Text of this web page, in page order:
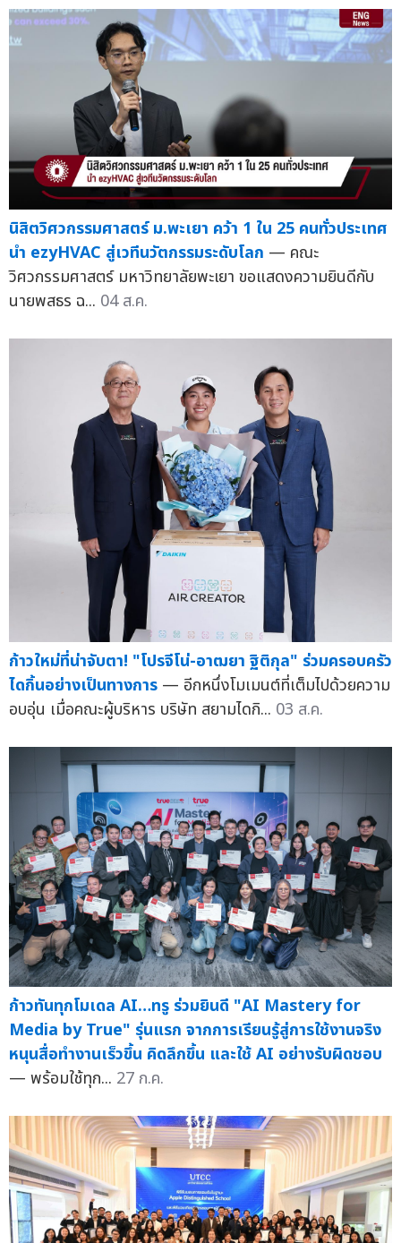
นิสิตวิศวกรรมศาสตร์ ม.พะเยา คว้า 1 ใน 25 คนทั่วประเทศ
นำ ezyHVAC สู่เวทีนวัตกรรมระดับโลก — คณะ
วิศวกรรมศาสตร์ มหาวิทยาลัยพะเยา ขอแสดงความยินดีกับ
นายพสธร ฉ... 04 ส.ค.
ก้าวใหม่ที่น่าจับตา! "โปรจีโน่-อาฒยา ฐิติกุล" ร่วมครอบครัว
ไดกิ้นอย่างเป็นทางการ — อีกหนึ่งโมเมนต์ที่เต็มไปด้วยความ
อบอุ่น เมื่อคณะผู้บริหาร บริษัท สยามไดกิ... 03 ส.ค.
ก้าวทันทุกโมเดล AI…ทรู ร่วมยินดี "AI Mastery for
Media by True" รุ่นแรก จากการเรียนรู้สู่การใช้งานจริง
หนุนสื่อทำงานเร็วขึ้น คิดลึกขึ้น และใช้ AI อย่างรับผิดชอบ
— พร้อมใช้ทุก... 27 ก.ค.